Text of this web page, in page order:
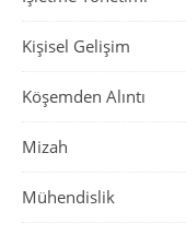
Kişisel Gelişim
Köşemden Alıntı
Mizah
Mühendislik